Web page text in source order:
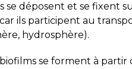
se déposent et se fixent
ils participent au
hydrosphère).
se forment à